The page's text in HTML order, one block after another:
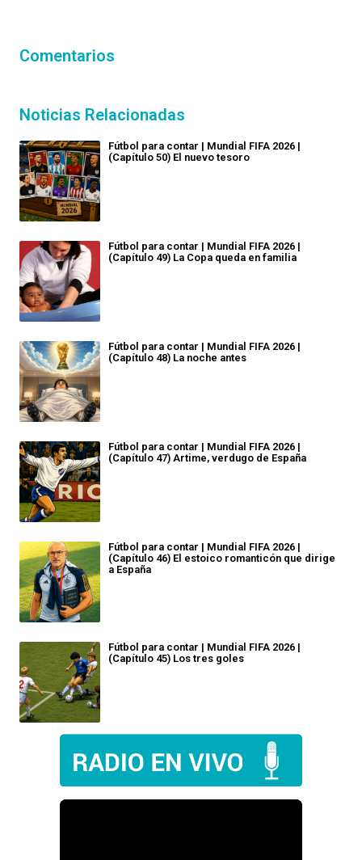
Comentarios
Noticias Relacionadas
Fútbol para contar | Mundial FIFA 2026 |
(Capítulo 50) El nuevo tesoro
Fútbol para contar | Mundial FIFA 2026 |
(Capítulo 49) La Copa queda en familia
Fútbol para contar | Mundial FIFA 2026 |
(Capítulo 48) La noche antes
Fútbol para contar | Mundial FIFA 2026 |
(Capítulo 47) Artime, verdugo de España
Fútbol para contar | Mundial FIFA 2026 |
(Capítulo 46) El estoico romanticón que dirige
a España
Fútbol para contar | Mundial FIFA 2026 |
(Capítulo 45) Los tres goles